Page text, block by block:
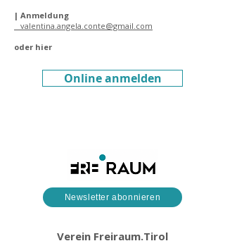
| Anmeldung
valentina.angela.conte@gmail.com
oder hier
Online anmelden
Newsletter abonnieren
Verein Freiraum.Tirol